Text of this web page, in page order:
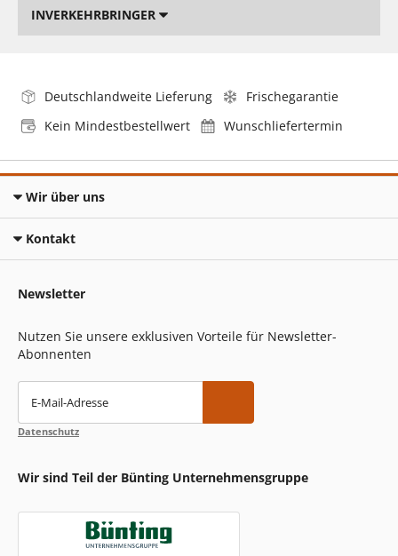
INVERKEHRBRINGER
Deutschlandweite Lieferung
Frischegarantie
Kein Mindestbestellwert
Wunschliefertermin
Wir über uns
Kontakt
Newsletter
Nutzen Sie unsere exklusiven Vorteile für Newsletter-
Abonnenten
E-Mail-Adresse
Datenschutz
Wir sind Teil der Bünting Unternehmensgruppe